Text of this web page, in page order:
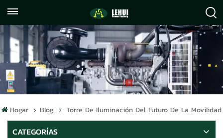
059122071372
info@lehuipowerfactory.com
Hogar Blog Torre De Iluminación Del Futuro De La Movilidad
CATEGORÍAS